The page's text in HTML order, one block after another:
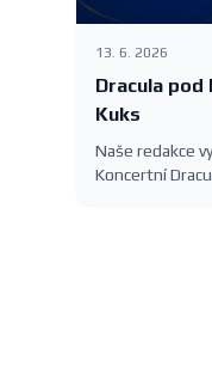
13. 6. 2026
Dracula pod
Kuks
Naše redakce
Koncertní